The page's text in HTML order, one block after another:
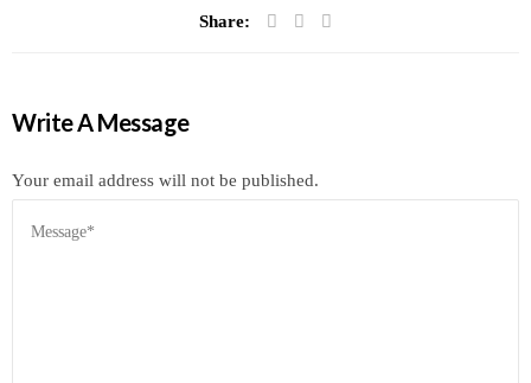
Share:
Write A Message
Your email address will not be published.